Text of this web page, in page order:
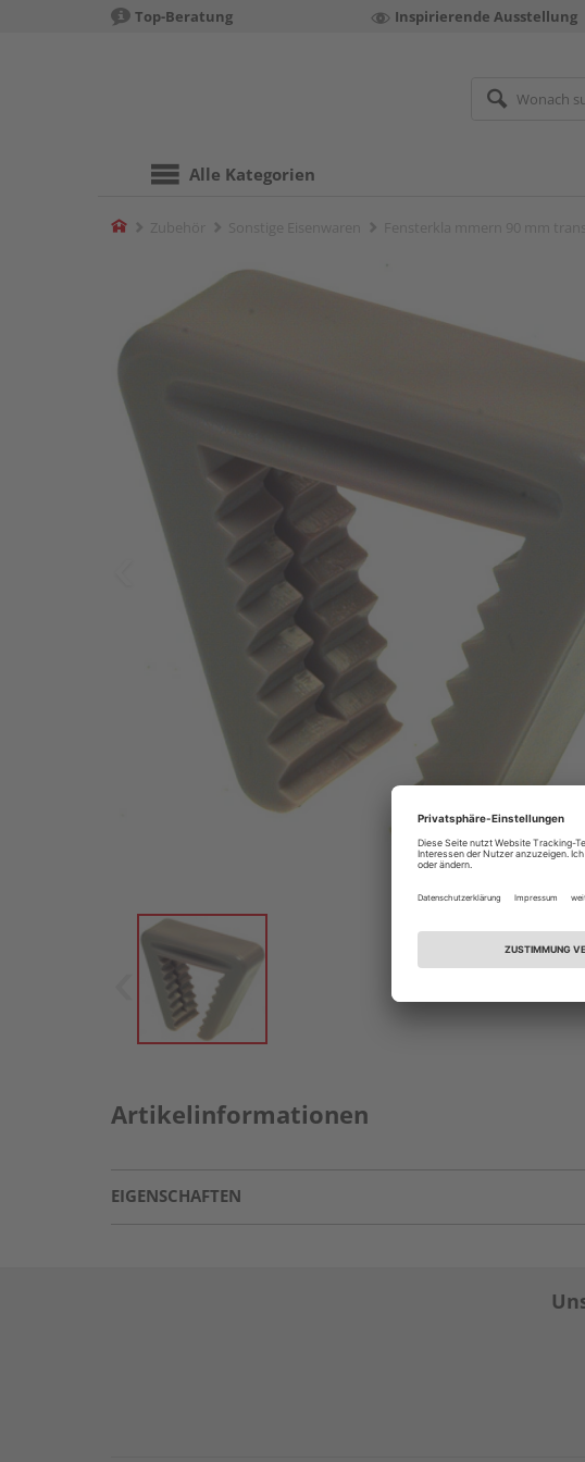
Top-Beratung Inspirierende Ausstellung
Alle Kategorien
Home
Artikelinformationen
EIGENSCHAFTEN